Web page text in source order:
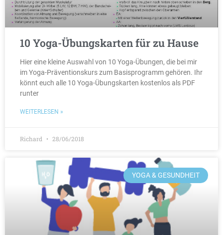
10 Yoga-Übungskarten für zu Hause
Hier eine kleine Auswahl von 10 Yoga-Übungen, die bei mir
im Yoga-Präventionskurs zum Basisprogramm gehören. Ihr
könnt euch alle 10 Yoga-Übungskarten kostenlos als PDF
runter
WEITERLESEN »
Richard 28/06/2018
YOGA & GESUNDHEIT